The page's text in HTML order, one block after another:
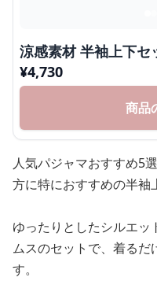
涼感素材 半袖上下セ
¥4,730
商品
人気パジャマおすすめ5
方に特におすすめの半袖
ゆったりとしたシルエッ
ムスのセットで、着るだ
す。